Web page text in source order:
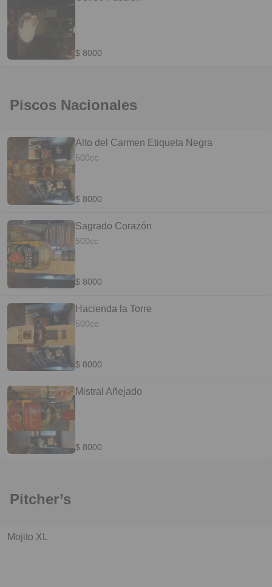
$ 8000
Piscos Nacionales
Alto del Carmen Etiqueta Negra
500cc
$ 8000
Sagrado Corazón
500cc
$ 8000
Hacienda la Torre
500cc
$ 8000
Mistral Añejado
$ 8000
Pitcher’s
Mojito XL